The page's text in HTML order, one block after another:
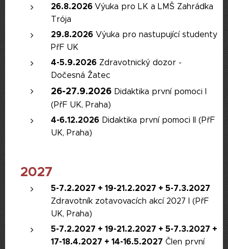
26.8.2026 Výuka pro LK a LMŠ Zahrádka
Trója
29.8.2026 Výuka pro nastupující studenty
PřF UK
4-5.9.2026 Zdravotnický dozor -
Dočesná Žatec
26-27.9.2026 Didaktika první pomoci I
(PřF UK, Praha)
4-6.12.2026 Didaktika první pomoci II (PřF
UK, Praha)
2027
5-7.2.2027 + 19-21.2.2027 + 5-7.3.2027
Zdravotník zotavovacích akcí 2027 I (PřF
UK, Praha)
5-7.2.2027 + 19-21.2.2027 + 5-7.3.2027 +
17-18.4.2027 + 14-16.5.2027 Člen první